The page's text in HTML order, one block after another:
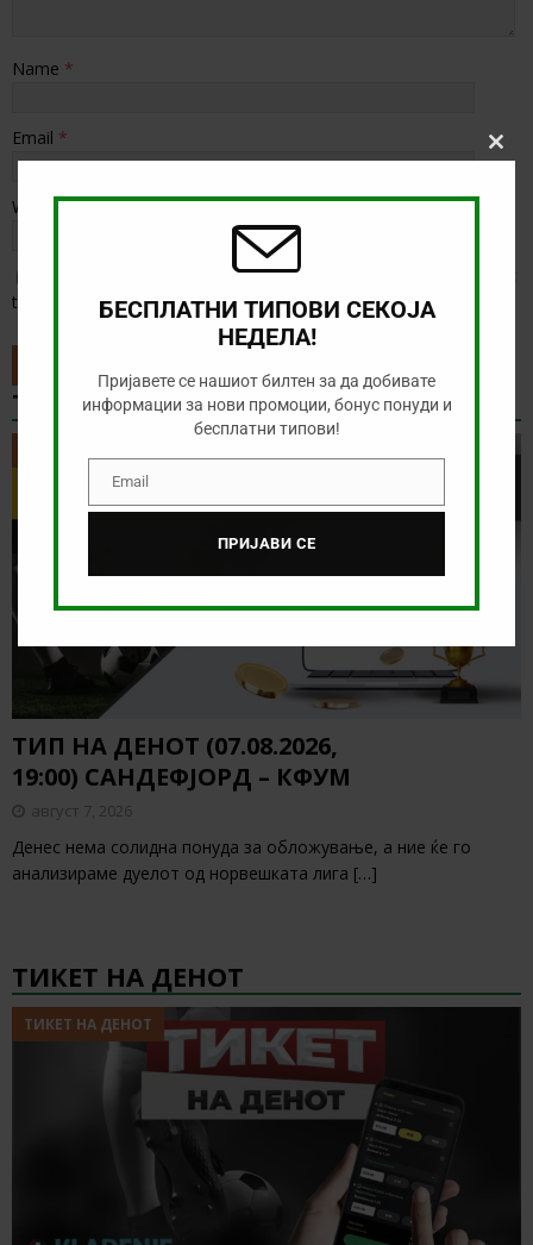
Name *
Email *
Website
Save my name, email, and website in this browser for the next
time I comment.
ТИП НА ДЕНОТ
ТИП НА ДЕНОТ (07.08.2026,
19:00) САНДЕФЈОРД – КФУМ
август 7, 2026
Денес нема солидна понуда за обложување, а ние ќе го
анализираме дуелот од норвешката лига […]
ТИКЕТ НА ДЕНОТ
ТИКЕТ НА ДЕНОТ
БЕСПЛАТНИ ТИПОВИ СЕКОЈА
НЕДЕЛА!
Пријавете се нашиот билтен за да добивате
информации за нови промоции, бонус понуди и
бесплатни типови!
EmailEmail
ПРИЈАВИ СЕ